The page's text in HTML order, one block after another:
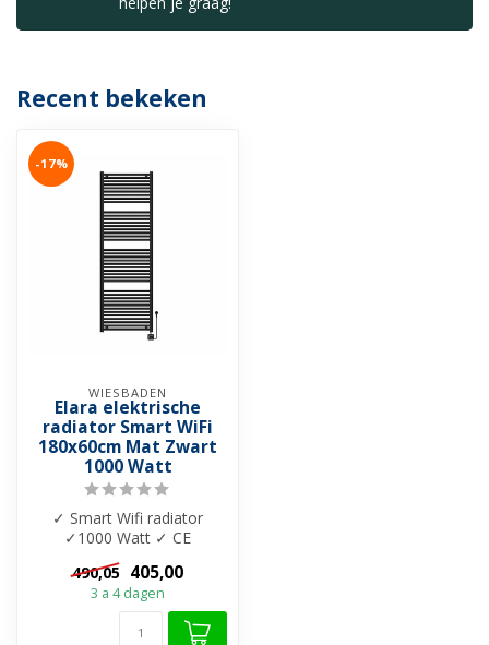
Recent bekeken
-17%
WIESBADEN
Elara elektrische
radiator Smart WiFi
180x60cm Mat Zwart
1000 Watt
✓ Smart Wifi radiator
✓1000 Watt ✓ CE
gecertificeerd ✓ Materiaal:
Staal ✓Digital...
490,05 405,00
3 a 4 dagen